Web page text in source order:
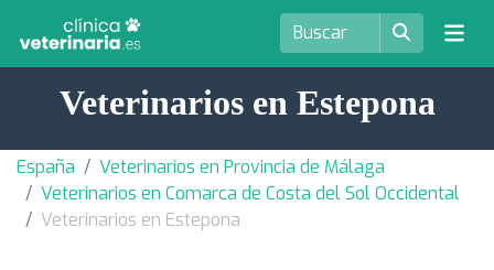
Veterinarios en Estepona
España
Veterinarios en Provincia de Málaga
Veterinarios en Comarca de Costa del Sol Occidental
Veterinarios en Estepona